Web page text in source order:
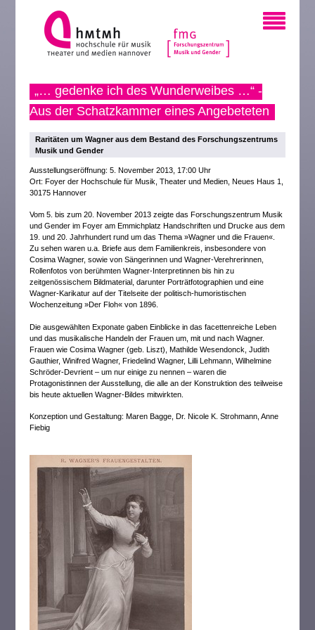
„… gedenke ich des Wunderweibes …“ -
Aus der Schatzkammer eines Angebeteten
Raritäten um Wagner aus dem Bestand des Forschungszentrums
Musik und Gender
Ausstellungseröffnung: 5. November 2013, 17:00 Uhr
Ort: Foyer der Hochschule für Musik, Theater und Medien, Neues Haus 1,
30175 Hannover
Vom 5. bis zum 20. November 2013 zeigte das Forschungszentrum Musik
und Gender im Foyer am Emmichplatz Handschriften und Drucke aus dem
19. und 20. Jahrhundert rund um das Thema »Wagner und die Frauen«.
Zu sehen waren u.a. Briefe aus dem Familienkreis, insbesondere von
Cosima Wagner, sowie von Sängerinnen und Wagner-Verehrerinnen,
Rollenfotos von berühmten Wagner-Interpretinnen bis hin zu
zeitgenössischem Bildmaterial, darunter Porträtfotographien und eine
Wagner-Karikatur auf der Titelseite der politisch-humoristischen
Wochenzeitung »Der Floh« von 1896.
Die ausgewählten Exponate gaben Einblicke in das facettenreiche Leben
und das musikalische Handeln der Frauen um, mit und nach Wagner.
Frauen wie Cosima Wagner (geb. Liszt), Mathilde Wesendonck, Judith
Gauthier, Winifred Wagner, Friedelind Wagner, Lilli Lehmann, Wilhelmine
Schröder-Devrient – um nur einige zu nennen – waren die
Protagonistinnen der Ausstellung, die alle an der Konstruktion des teilweise
bis heute aktuellen Wagner-Bildes mitwirkten.
Konzeption und Gestaltung: Maren Bagge, Dr. Nicole K. Strohmann, Anne
Fiebig